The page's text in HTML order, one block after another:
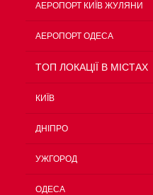
АЕРОПОРТ КИЇВ ЖУЛЯНИ
АЕРОПОРТ ОДЕСА
TOП ЛОКАЦІЇ В МІСТАХ
КИЇВ
ДНІПРО
УЖГОРОД
ОДЕСА